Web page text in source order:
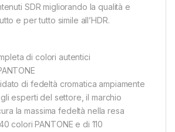
SDR migliorando la qualità e
e per tutto simile all’HDR.
di colori autentici
di fedeltà cromatica ampiamente
esperti del settore, il marchio
la massima fedeltà nella resa
colori PANTONE e di 110